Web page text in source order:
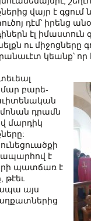
վայր է գցում
դէմ՝ իրենց
էլ
ու միջոցները
կեանք՝
բա­րե­
դրամն
մարդիկ
է
պատճառ է
թէեւ
այս